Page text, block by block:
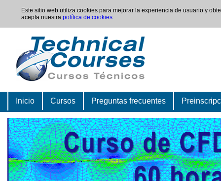
Este sitio web utiliza cookies para mejorar la experiencia de usuario y
acepta nuestra política de cookies.
Inicio Cursos Preguntas frecuentes